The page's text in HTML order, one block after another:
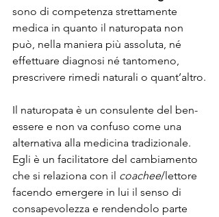
sono di competenza strettamente
medica in quanto il naturopata non
può, nella maniera più assoluta, né
effettuare diagnosi né tantomeno,
prescrivere rimedi naturali o quant’altro.
Il naturopata è un consulente del ben-
essere e non va confuso come una
alternativa alla medicina tradizionale.
Egli è un facilitatore del cambiamento
che si relaziona con il coachee/lettore
facendo emergere in lui il senso di
consapevolezza e rendendolo parte